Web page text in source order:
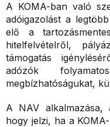
A KOMA-ban való
adóigazolást a
elő a
hitelfelvételről,
támogatás
adózók
megbízhatóságukat,
A NAV alkalmazása,
hogy jelzi, ha a